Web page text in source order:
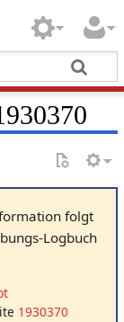
folgt
Logbuch
1930370